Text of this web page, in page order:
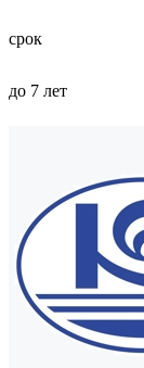
срок
до 7 лет